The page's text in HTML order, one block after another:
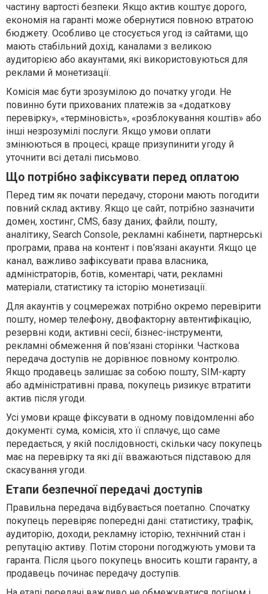
частину вартості безпеки. Якщо актив коштує дорого,
економія на гаранті може обернутися повною втратою
бюджету. Особливо це стосується угод із сайтами, що
мають стабільний дохід, каналами з великою
аудиторією або акаунтами, які використовуються для
реклами й монетизації.
Комісія має бути зрозумілою до початку угоди. Не
повинно бути прихованих платежів за «додаткову
перевірку», «терміновість», «розблокування коштів» або
інші незрозумілі послуги. Якщо умови оплати
змінюються в процесі, краще призупинити угоду й
уточнити всі деталі письмово.
Що потрібно зафіксувати перед оплатою
Перед тим як почати передачу, сторони мають погодити
повний склад активу. Якщо це сайт, потрібно зазначити
домен, хостинг, CMS, базу даних, файли, пошту,
аналітику, Search Console, рекламні кабінети, партнерські
програми, права на контент і пов’язані акаунти. Якщо це
канал, важливо зафіксувати права власника,
адміністраторів, ботів, коментарі, чати, рекламні
матеріали, статистику та історію монетизації.
Для акаунтів у соцмережах потрібно окремо перевірити
пошту, номер телефону, двофакторну автентифікацію,
резервні коди, активні сесії, бізнес-інструменти,
рекламні обмеження й пов’язані сторінки. Часткова
передача доступів не дорівнює повному контролю.
Якщо продавець залишає за собою пошту, SIM-карту
або адміністративні права, покупець ризикує втратити
актив після угоди.
Усі умови краще фіксувати в одному повідомленні або
документі: сума, комісія, хто її сплачує, що саме
передається, у якій послідовності, скільки часу покупець
має на перевірку та які дії вважаються підставою для
скасування угоди.
Етапи безпечної передачі доступів
Правильна передача відбувається поетапно. Спочатку
покупець перевіряє попередні дані: статистику, трафік,
аудиторію, доходи, рекламну історію, технічний стан і
репутацію активу. Потім сторони погоджують умови та
гаранта. Після цього покупець вносить кошти гаранту, а
продавець починає передачу доступів.